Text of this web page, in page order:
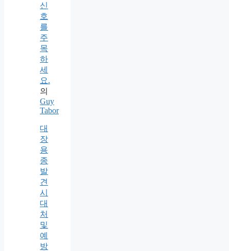
신
호
를
주
목
하
세
요.
의
Guy
Tabor
대
장
용
종
발
견
시
대
처
및
예
방